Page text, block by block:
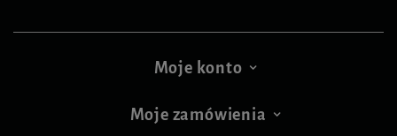
Moje konto
Moje zamówienia